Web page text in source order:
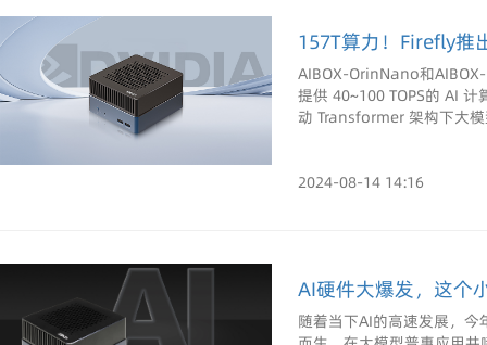
157T算力！Firefly推
AIBOX-OrinNano和
提供 40~100 TOPS的 AI
动 Transformer 架构下大
2024-08-14 14:16
AI硬件大爆发，这个
随着当下AI的高速发展，